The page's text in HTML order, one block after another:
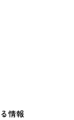
情報